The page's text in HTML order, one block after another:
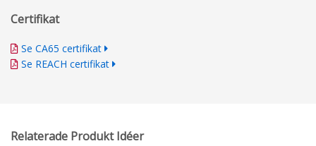
Certifikat
Se CA65 certifikat
Se REACH certifikat
Relaterade Produkt Idéer